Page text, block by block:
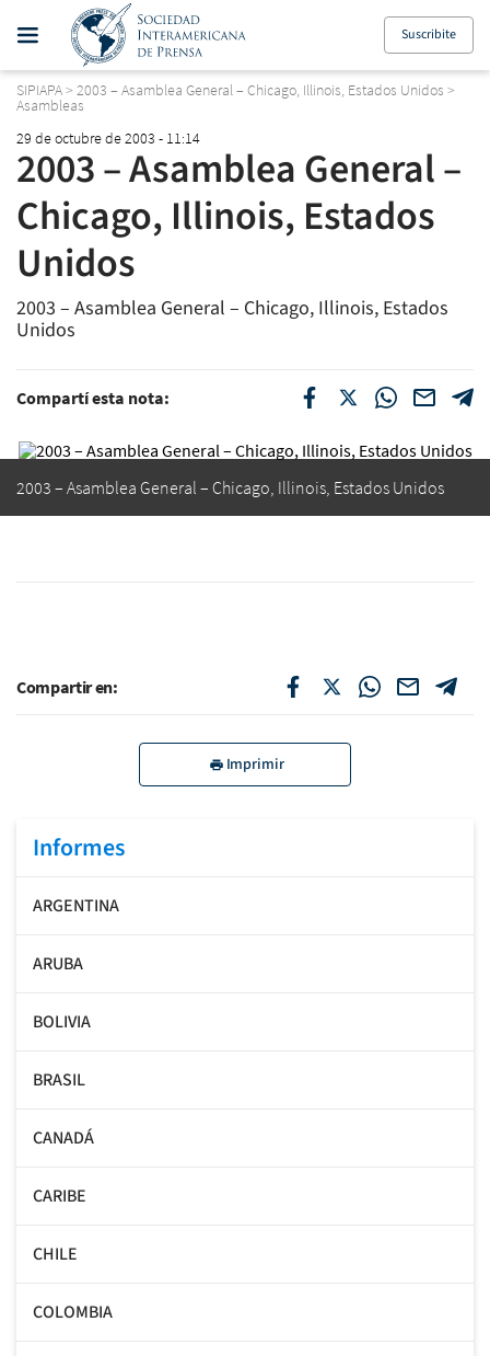
Suscribite
SIPIAPA> 2003 – Asamblea General – Chicago, Illinois, Estados Unidos >
Asambleas
29 de octubre de 2003 - 11:14
2003 – Asamblea General –
Chicago, Illinois, Estados
Unidos
2003 – Asamblea General – Chicago, Illinois, Estados
Unidos
Compartí esta nota:
2003 – Asamblea General – Chicago, Illinois, Estados Unidos
Compartir en:
Imprimir
Informes
ARGENTINA
ARUBA
BOLIVIA
BRASIL
CANADÁ
CARIBE
CHILE
COLOMBIA